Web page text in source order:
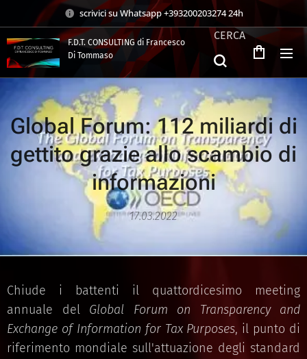
scrivici su Whatsapp +393200203274 24h
F.D.T. CONSULTING di Francesco
Di Tommaso
CERCA
Global Forum: 112 miliardi di
gettito grazie allo scambio di
informazioni
17.03.2022
Chiude i battenti il quattordicesimo meeting
annuale del Global Forum on Transparency and
Exchange of Information for Tax Purposes, il punto di
riferimento mondiale sull'attuazione degli standard